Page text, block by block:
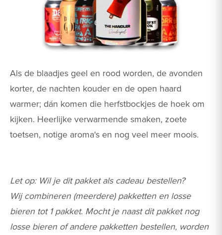
Als de blaadjes geel en rood worden, de avonden
korter, de nachten kouder en de open haard
warmer; dán komen die herfstbockjes de hoek om
kijken. Heerlijke verwarmende smaken, zoete
toetsen, notige aroma's en nog veel meer moois.
Let op: Wil je dit pakket als cadeau bestellen?
Wij combineren (meerdere) pakketten en losse
bieren tot 1 pakket. Mocht je naast dit pakket nog
losse bieren of andere pakketten bestellen, worden